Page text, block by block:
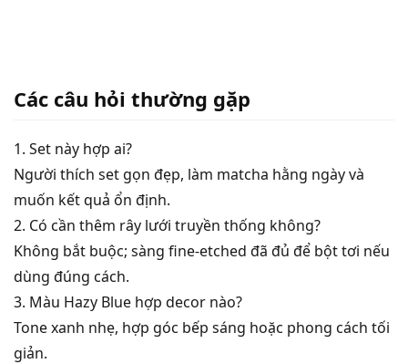
Các câu hỏi thường gặp
1. Set này hợp ai?
Người thích set gọn đẹp, làm matcha hằng ngày và
muốn kết quả ổn định.
2. Có cần thêm rây lưới truyền thống không?
Không bắt buộc; sàng fine-etched đã đủ để bột tơi nếu
dùng đúng cách.
3. Màu Hazy Blue hợp decor nào?
Tone xanh nhẹ, hợp góc bếp sáng hoặc phong cách tối
giản.